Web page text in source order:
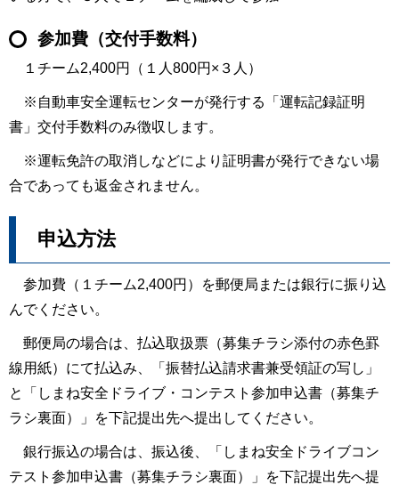
参加費（交付手数料）
１チーム2,400円（１人800円×３人）
※自動車安全運転センターが発行する「運転記録証明
書」交付手数料のみ徴収します。
※運転免許の取消しなどにより証明書が発行できない場
合であっても返金されません。
申込方法
参加費（１チーム2,400円）を郵便局または銀行に振り込
んでください。
郵便局の場合は、払込取扱票（募集チラシ添付の赤色罫
線用紙）にて払込み、「振替払込請求書兼受領証の写し」
と「しまね安全ドライブ・コンテスト参加申込書（募集チ
ラシ裏面）」を下記提出先へ提出してください。
銀行振込の場合は、振込後、「しまね安全ドライブコン
テスト参加申込書（募集チラシ裏面）」を下記提出先へ提